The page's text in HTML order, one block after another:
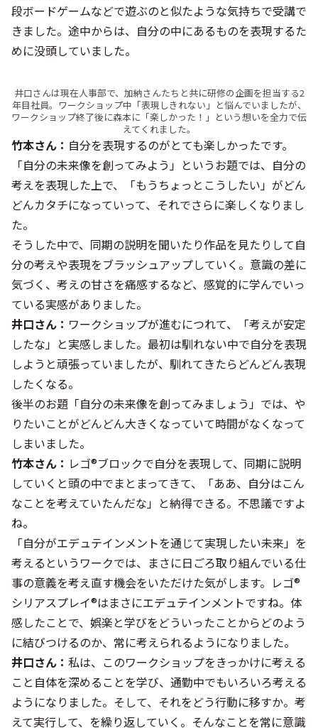
段ボードゲームなどで遊ぶのと似たような気持ちで受講で
きました。途中からは、自分の中にあるものを表現するた
めに没頭していました。
井口さんは現在人事部で、加納さんたちと共に研修の企画を担当する2
年目社員。ワークショップ中「表現しきれない」と悩んでいましたが、
ワークショップ終了後に森本に「楽しかった！」という想いを全力で伝
えてくれました。
竹本さん： 自分を表現するのがとても楽しかったです。
「自分の未来像を創ってみよう」というお題では、自分の
考えを表現した上で、「もうちょっとこうしたい」がどん
どんカタチになっていって、それでさらに楽しくなりまし
た。
そうした中で、同期の説明を聞いたり作品を見たりして自
分の考えや表現をブラッシュアップしていく。意識の差に
気づく、考えの甘さを痛感するなど、感覚的に学んでいっ
ている実感がありました。
井口さん： ワークショップが進むにつれて、「考えが安定
したな」と実感しました。最初は馴れない中で自分を表現
しようと頑張っていましたが、馴れてきたらどんどん表現
したくなる。
後半のお題「自分の未来像を創ってみましょう」では、や
りたいことがどんどん大きくなっていて時間がなくなって
しまいました。
竹本さん： レゴ®ブロックで自分を表現して、同期に説明
していくと頭の中でまとまってきて、「ああ、自分はこん
なことを考えていたんだな」と納得できる。不思議ですよ
ね。
「自分がエデュテインメントを通じて実現したい未来」を
考えるというワークでは、まさに日ごろ取り組んでいる仕
事の意義を考え直す機会をいただけた気がします。レゴ®
シリアスプレイ®はまさにエデュテインメントですね。体
感したことで、娯楽と学びをどういったことからどのよう
に結びつけるのか、常に考えられるようになりました。
井口さん： 私は、このワークショップをきっかけに考える
こと自体を深めることを学び、通勤中でもいろいろ考える
ようになりました。そして、それをどう行動に移すか。考
えて実行して、を繰り返していく。そんなことを常に意識